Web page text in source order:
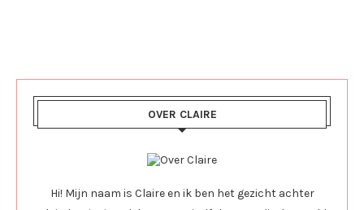
OVER CLAIRE
Hi! Mijn naam is Claire en ik ben het gezicht achter